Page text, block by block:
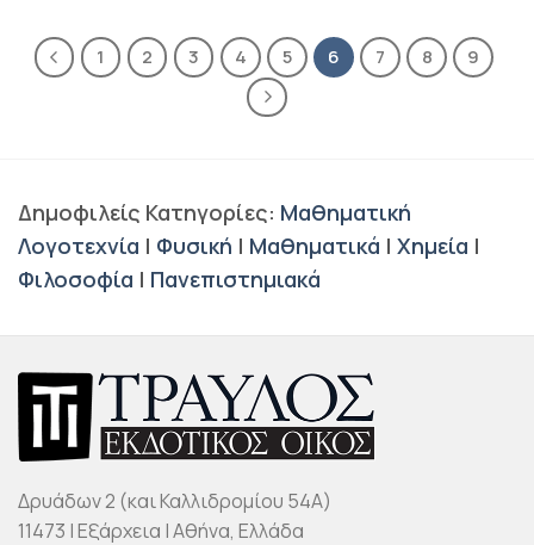
1 2 3 4 5 6 7 8 9
Δημοφιλείς Κατηγορίες: Μαθηματική
Λογοτεχνία | Φυσική | Μαθηματικά | Χημεία |
Φιλοσοφία | Πανεπιστημιακά
Δρυάδων 2 (και Καλλιδρομίου 54Α)
11473 | Εξάρχεια | Αθήνα, Ελλάδα